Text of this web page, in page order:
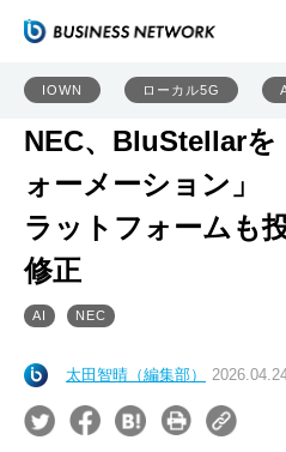
IOWN ローカル5G
NEC、BluStellarを
ォーメーション」
ラットフォームも
修正
AI NEC
太田智晴（編集部）